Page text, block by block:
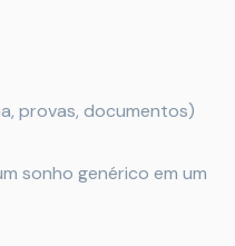
provas, documentos)
sonho genérico em um